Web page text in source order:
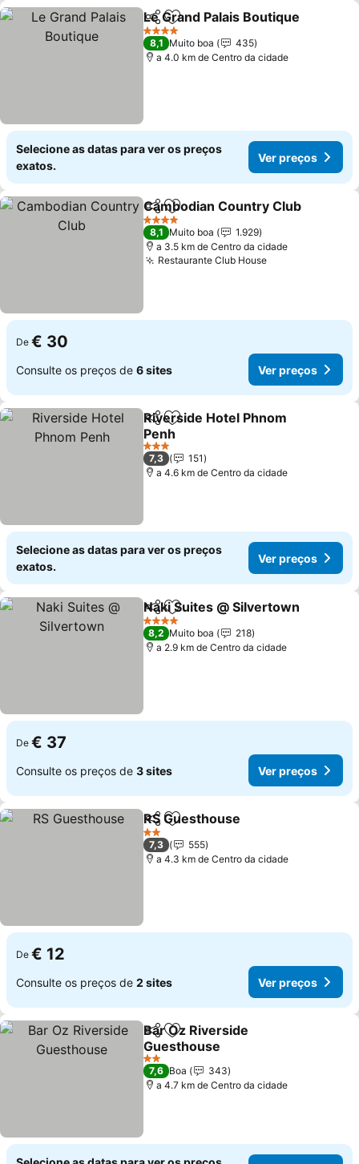
PartilharAdicionar aos favoritos
Le Grand Palais Boutique
4 Estrelas
8,1 Muito boa
435
a 4.0 km de Centro da cidade
Selecione as datas para ver os preços
exatos.
Ver preços
PartilharAdicionar aos favoritos
Cambodian Country Club
4 Estrelas
8,1 Muito boa
1.929
a 3.5 km de Centro da cidade
Restaurante Club House
De € 30
Consulte os preços de 6 sites Ver preços
PartilharAdicionar aos favoritos
Riverside Hotel Phnom
Penh
3 Estrelas
7,3
151
a 4.6 km de Centro da cidade
Selecione as datas para ver os preços
exatos.
Ver preços
PartilharAdicionar aos favoritos
Naki Suites @ Silvertown
4 Estrelas
8,2 Muito boa
218
a 2.9 km de Centro da cidade
De € 37
Consulte os preços de 3 sites Ver preços
PartilharAdicionar aos favoritos
RS Guesthouse
2 Estrelas
7,3
555
a 4.3 km de Centro da cidade
De € 12
Consulte os preços de 2 sites Ver preços
PartilharAdicionar aos favoritos
Bar Oz Riverside
Guesthouse
2 Estrelas
7,6 Boa
343
a 4.7 km de Centro da cidade